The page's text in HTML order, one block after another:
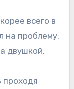
всего в
на проблему.
двушкой.
проходя